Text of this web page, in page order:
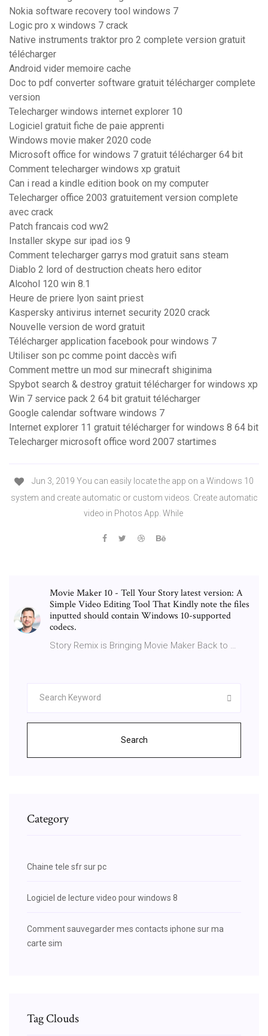
Nokia software recovery tool windows 7
Logic pro x windows 7 crack
Native instruments traktor pro 2 complete version gratuit
télécharger
Android vider memoire cache
Doc to pdf converter software gratuit télécharger complete
version
Telecharger windows internet explorer 10
Logiciel gratuit fiche de paie apprenti
Windows movie maker 2020 code
Microsoft office for windows 7 gratuit télécharger 64 bit
Comment telecharger windows xp gratuit
Can i read a kindle edition book on my computer
Telecharger office 2003 gratuitement version complete
avec crack
Patch francais cod ww2
Installer skype sur ipad ios 9
Comment telecharger garrys mod gratuit sans steam
Diablo 2 lord of destruction cheats hero editor
Alcohol 120 win 8.1
Heure de priere lyon saint priest
Kaspersky antivirus internet security 2020 crack
Nouvelle version de word gratuit
Télécharger application facebook pour windows 7
Utiliser son pc comme point daccès wifi
Comment mettre un mod sur minecraft shiginima
Spybot search & destroy gratuit télécharger for windows xp
Win 7 service pack 2 64 bit gratuit télécharger
Google calendar software windows 7
Internet explorer 11 gratuit télécharger for windows 8 64 bit
Telecharger microsoft office word 2007 startimes
Jun 3, 2019 You can easily locate the app on a Windows 10
system and create automatic or custom videos. Create automatic
video in Photos App. While
Movie Maker 10 - Tell Your Story latest version: A
Simple Video Editing Tool That Kindly note the files
inputted should contain Windows 10-supported
codecs.
Story Remix is Bringing Movie Maker Back to …
Search
Category
Chaine tele sfr sur pc
Logiciel de lecture video pour windows 8
Comment sauvegarder mes contacts iphone sur ma
carte sim
Tag Clouds